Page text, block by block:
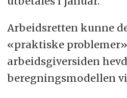
Arbeidsretten kunne
«praktiske
arbeidsgiversiden
beregningsmodellen